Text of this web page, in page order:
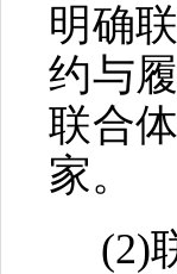
明确
约与
联合
家。
(2)